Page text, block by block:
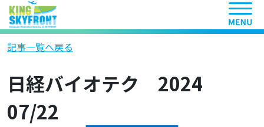
ヘッ
記事一覧へ戻る
日経バイオテク 2024
07/22